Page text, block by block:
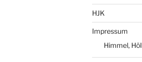
HJK
Impressum
Himmel,